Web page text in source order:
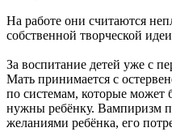
На работе они считаются
собственной творческой
За воспитание детей уже с
Мать принимается с
по системам, которые
нужны ребёнку. Вампиризм
желаниями ребёнка, его